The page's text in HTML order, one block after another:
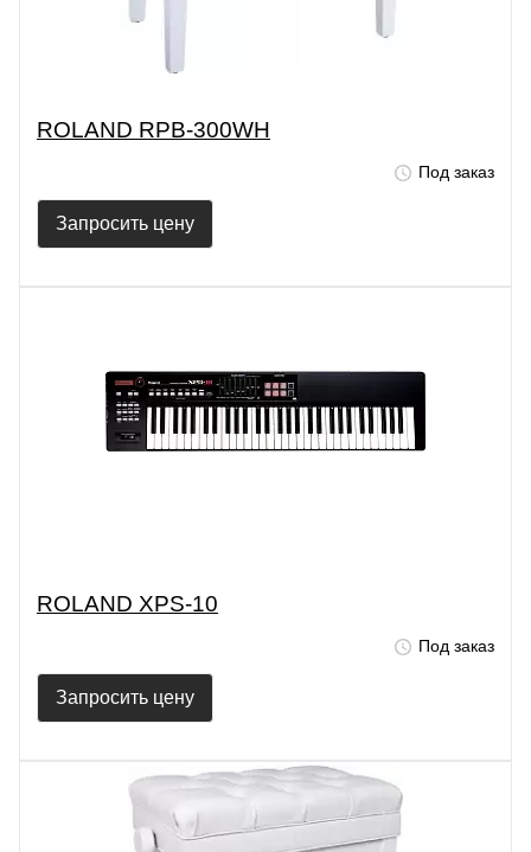
ROLAND RPB-300WH
Под заказ
Запросить цену
ROLAND XPS-10
Под заказ
Запросить цену